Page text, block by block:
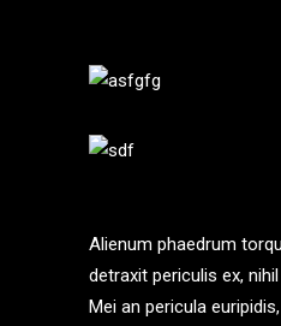
Alienum phaedrum
detraxit periculis ex,
Mei an pericula